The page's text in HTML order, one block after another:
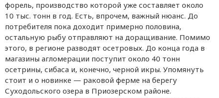
форель, производство которой уже составляет около
10 тыс. тонн в год. Есть, впрочем, важный нюанс. До
потребителя пока доходит примерно половина,
остальную рыбу отправляют на доращивание. Помимо
этого, в регионе разводят осетровых. До конца года в
магазины агломерации поступит около 40 тонн
осетрины, сибаса и, конечно, черной икры. Упомянуть
стоит и о новинке — раковой ферме на берегу
Суходольского озера в Приозерском районе.